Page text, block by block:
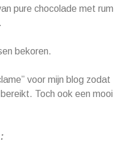
pure chocolade met rum
bekoren.
voor mijn blog zodat
Toch ook een mooi